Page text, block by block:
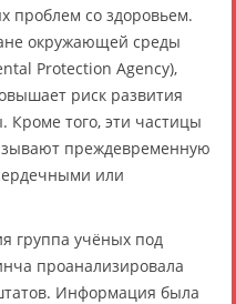
проблем со здоровьем.
окружающей среды
Protection Agency),
риск развития
Кроме того, эти частицы
преждевременную
или
группа учёных под
проанализировала
Информация была